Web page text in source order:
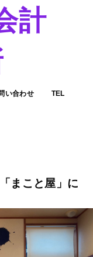
計
い合わせ TEL
まこと屋」に